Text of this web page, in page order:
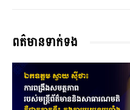
ពត៌មានទាក់ទង